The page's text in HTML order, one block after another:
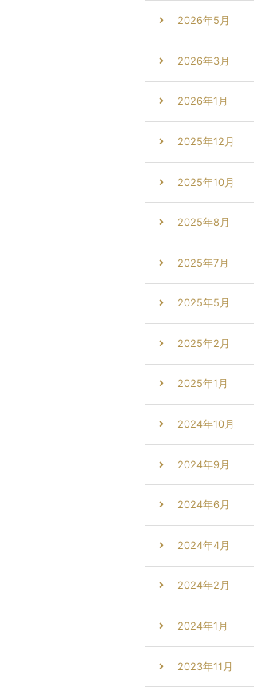
2026年5月
2026年3月
2026年1月
2025年12月
2025年10月
2025年8月
2025年7月
2025年5月
2025年2月
2025年1月
2024年10月
2024年9月
2024年6月
2024年4月
2024年2月
2024年1月
2023年11月